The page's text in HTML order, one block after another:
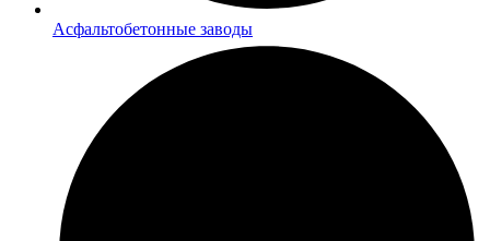
Асфальтобетонные заводы